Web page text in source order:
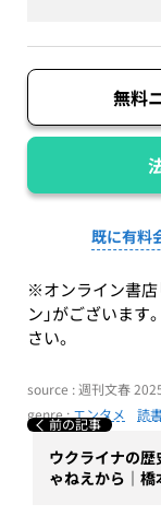
無料
既に有料
※オンライン書店
ン」がございます
さい。
source : 週刊文春
genre :エンタメ 読
前の記事
ウクライナの歴
ゃねえから｜橋